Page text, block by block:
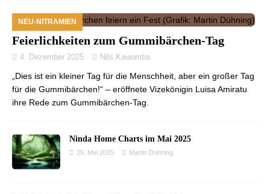
NEU-NITRAMIEN
Feierlichkeiten zum Gummibärchen-Tag
4. Dezember 2025 Nils Kawomba
„Dies ist ein kleiner Tag für die Menschheit, aber ein großer Tag
für die Gummibärchen!“ – eröffnete Vizekönigin Luisa Amiratu
ihre Rede zum Gummibärchen-Tag.
Ninda Home Charts im Mai 2025
25. Mai 2025 Martin Dühning